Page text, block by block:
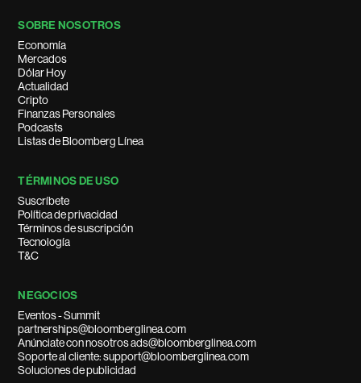
SOBRE NOSOTROS
Economía
Mercados
Dólar Hoy
Actualidad
Cripto
Finanzas Personales
Podcasts
Listas de Bloomberg Línea
TÉRMINOS DE USO
Suscríbete
Política de privacidad
Términos de suscripción
Tecnología
T&C
NEGOCIOS
Eventos - Summit
partnerships@bloomberglinea.com
Anúnciate con nosotros ads@bloomberglinea.com
Soporte al cliente: support@bloomberglinea.com
Soluciones de publicidad